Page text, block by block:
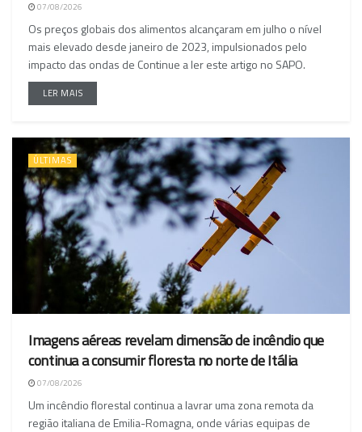
07/08/2026
Os preços globais dos alimentos alcançaram em julho o nível
mais elevado desde janeiro de 2023, impulsionados pelo
impacto das ondas de Continue a ler este artigo no SAPO.
LER MAIS
ÚLTIMAS
Imagens aéreas revelam dimensão de incêndio que
continua a consumir floresta no norte de Itália
07/08/2026
Um incêndio florestal continua a lavrar uma zona remota da
região italiana de Emilia-Romagna, onde várias equipas de